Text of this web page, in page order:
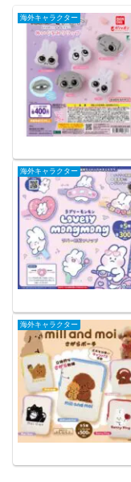
海外キャラクター
海外キャラクター
海外キャラクター